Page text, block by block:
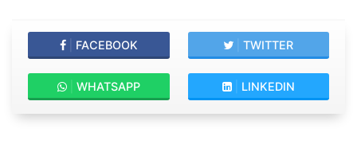
FACEBOOK TWITTER
WHATSAPP LINKEDIN